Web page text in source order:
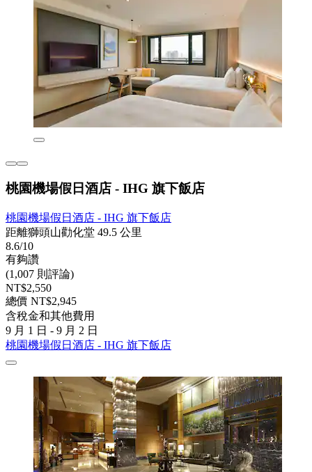
桃園機場假日酒店 - IHG 旗下飯店
桃園機場假日酒店 - IHG 旗下飯店
距離獅頭山勸化堂 49.5 公里
8.6/10
有夠讚
(1,007 則評論)
NT$2,550
總價 NT$2,945
含稅金和其他費用
9 月 1 日 - 9 月 2 日
桃園機場假日酒店 - IHG 旗下飯店